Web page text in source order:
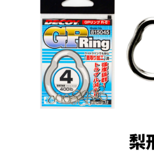
４．使用「AFTEE先享後付」時，將依據個別帳號之
請求用戶進行身份認證。
５．嚴禁一人註冊多個帳號或使用他人資訊註冊。若
恩沛科技股份有限公司將有權停止該用戶之使用額度
每筆NT$200，滿NT$3,000(含以上)免運費
國家/地區配送(**下單前請私訊客服確認實際運
計)，訂單才得以成立**)